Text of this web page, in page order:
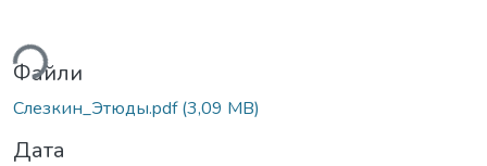
Файли
Слезкин_Этюды.pdf(3,09 MB)
Дата